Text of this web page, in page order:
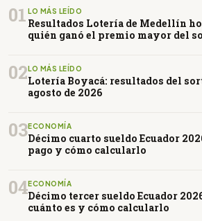
01 LO MÁS LEÍDO
Resultados Lotería de Medellín
quién ganó el premio mayor del
02LO MÁS LEÍDO
Lotería Boyacá: resultados del
agosto de 2026
03ECONOMÍA
Décimo cuarto sueldo Ecuador
pago y cómo calcularlo
04ECONOMÍA
Décimo tercer sueldo Ecuador
cuánto es y cómo calcularlo